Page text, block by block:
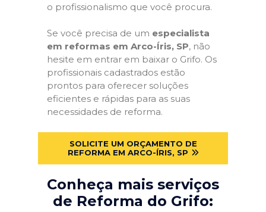
o profissionalismo que você procura.
Se você precisa de um especialista
em reformas em Arco-Íris, SP, não
hesite em entrar em baixar o Grifo. Os
profissionais cadastrados estão
prontos para oferecer soluções
eficientes e rápidas para as suas
necessidades de reforma.
SOLICITE UM ORÇAMENTO DE
REFORMA EM ARCO-ÍRIS, SP
Conheça mais serviços
de Reforma do Grifo: